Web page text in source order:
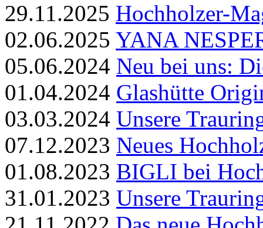
29.11.2025 Hochholzer-
02.06.2025 YANA
05.06.2024 Neu bei uns:
01.04.2024 Glashütte
03.03.2024 Unsere
07.12.2023 Neues
01.08.2023 BIGLI bei
31.01.2023 Unsere